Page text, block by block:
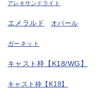
アレキサンドライト
エメラルド オパール
ガーネット
キャスト枠【K18/WG】
キャスト枠【K18】